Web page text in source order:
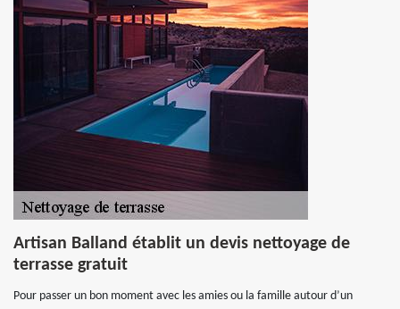
Artisan Balland établit un devis nettoyage de
terrasse gratuit
Pour passer un bon moment avec les amies ou la famille autour d’un